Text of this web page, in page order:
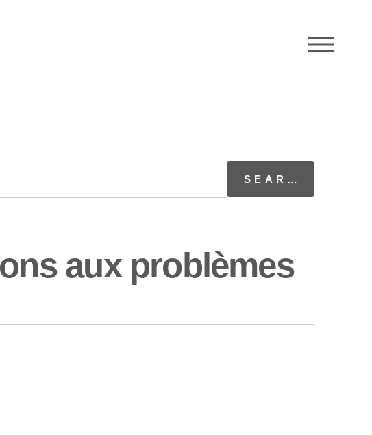
aux problèmes